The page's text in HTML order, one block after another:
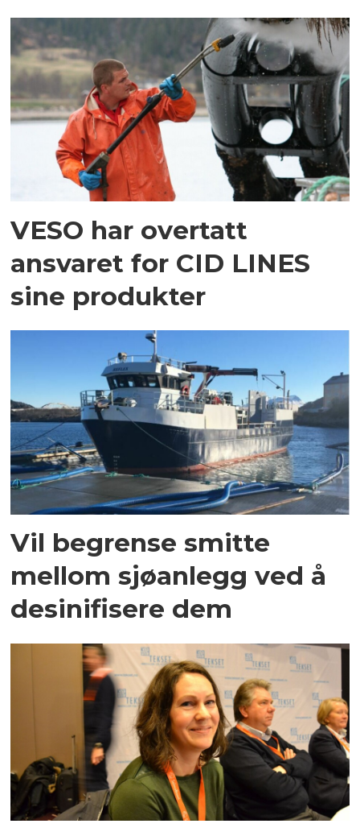
VESO har overtatt
ansvaret for CID LINES
sine produkter
Vil begrense smitte
mellom sjøanlegg ved å
desinifisere dem